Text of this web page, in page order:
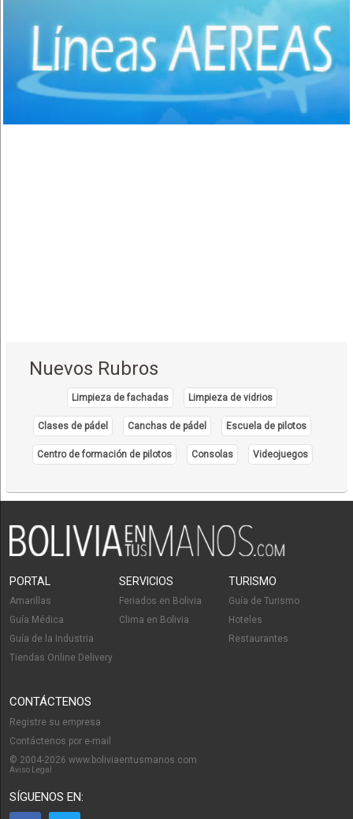
Trinidad (1)
Sucre(2)
Potosí(4)
Nuevos Rubros
Limpieza de fachadas Limpieza de vidrios
Clases de pádel Canchas de pádel Escuela de pilotos
Centro de formación de pilotos Consolas Videojuegos
PORTAL
Amarillas
Guía Médica
Guía de la Industria
Tiendas Online Delivery
SERVICIOS
Feriados en Bolivia
Clima en Bolivia
TURISMO
Guía de Turismo
Hoteles
Restaurantes
CONTÁCTENOS
Registre su empresa
Contáctenos por e-mail
© 2004-2026 www.boliviaentusmanos.com
Aviso Legal
SÍGUENOS EN: